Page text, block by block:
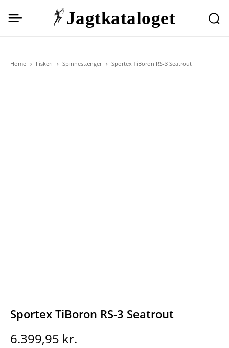
Jagtkataloget
Home Fiskeri Spinnestænger Sportex TiBoron RS-3 Seatrout
Sportex TiBoron RS-3 Seatrout
6.399,95 kr.